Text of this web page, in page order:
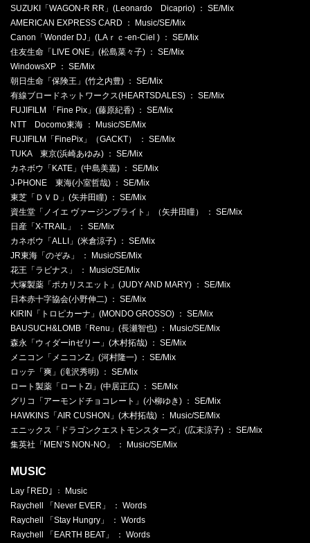
SUZUKI「WAGON-R RR」(Leonardo Dicaprio) ： SE/Mix
AMERICAN EXPRESS CARD ： Music/SE/Mix
Canon「Wonder DJ」(LAｒｃ-en-Ciel ) ： SE/Mix
住友生命「LIVE ONE」(松島菜々子) ： SE/Mix
WindowsXP ： SE/Mix
朝日生命「保険王」(竹之内豊) ： SE/Mix
有線ブロードネットワークス(HEARTSDALES) ： SE/Mix
FUJIFILM 「Fine Pix」(藤原紀香) ： SE/Mix
NTT Docomo東海 ： Music/SE/Mix
FUJIFILM「FinePix」（GACKT） ： SE/Mix
TUKA 東京(浜崎あゆみ) ： SE/Mix
カネボウ「KATE」(中島美嘉) ： SE/Mix
J-PHONE 東海(小室哲哉) ： SE/Mix
東芝「ＤＶＤ」(矢井田瞳) ： SE/Mix
資生堂「ノイエ ヴァージンブライト」（矢井田瞳） ： SE/Mix
日産「X-TRAIL」 ： SE/Mix
カネボウ「ALLI」(米倉涼子) ： SE/Mix
JR東海「のぞみ」 ： Music/SE/Mix
花王「ラビナス」 ： Music/SE/Mix
大塚製薬「ポカリスエット」(JUDY AND MARY) ： SE/Mix
日本赤十字協会(小野伸二) ： SE/Mix
KIRIN「トロピカーナ」(MONDO GROSSO) ： SE/Mix
BAUSUCH&LOMB「Renu」(長瀬智也) ： Music/SE/Mix
森永「ウィダーinゼリー」(木村拓哉) ： SE/Mix
メニコン「メニコンZ」(河村隆一) ： SE/Mix
ロッテ「爽」(滝沢秀明) ： SE/Mix
ロート製薬「ロートZi」(中居正広) ： SE/Mix
グリコ「アーモンドチョコレート」(小柳ゆき) ： SE/Mix
HAWKINS「AIR CUSHON」(木村拓哉) ： Music/SE/Mix
エニックス「ドラゴンクエストモンスターズ」(広末涼子) ： SE/Mix
集英社「MEN’S NON-NO」 ： Music/SE/Mix
MUSIC
Lay ｢RED｣ ： Music
Raychell 「Never EVER」 ： Words
Raychell 「Stay Hungry」 ： Words
Raychell 「EARTH BEAT」 ： Words